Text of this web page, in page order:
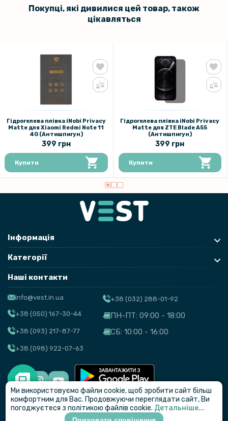
Покупці, які дивилися цей товар, також
цікавляться
Гідрогелева плівка iNobi Privacy
Matte для Xiaomi Redmi Note 11
4G (Антишпигун)
399 грн
Купити
Гідрогелева плівка iNobi Privacy
Matte для ZTE Blade A55​
(Антишпигун)
399 грн
Купити
Інформація
Категорії
Наші контакти
info@vest.in.ua
+38 (050) 167-30-44
+38 (093) 217-87-77
+38 (098) 922-07-63
+38 (032) 288-01-92
ПН-ПТ: 09:00 - 18:00
СБ: 10:00 - 16:00
© VEST
Ми використовуємо файли cookie, щоб зробити сайт більш
комфортним для Вас. Продовжуючи переглядати сайт, Ви
погоджуєтеся з політикою файлів cookie. Детальніше...